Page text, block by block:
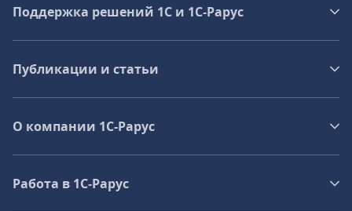
Поддержка решений 1С и 1С‑Рарус
Публикации и статьи
О компании 1C-Рарус
Работа в 1С‑Рарус